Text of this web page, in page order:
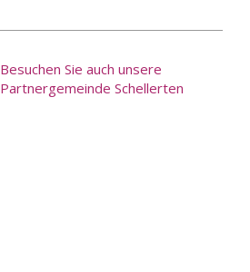
Besuchen Sie auch unsere
Partnergemeinde Schellerten